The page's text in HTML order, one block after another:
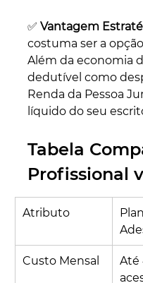
✅ Vantagem
costuma ser a
Além da economia
dedutível como
Renda da Pessoa
líquido do seu
Tabela
Profissional
Atributo
Custo Mensal
Até